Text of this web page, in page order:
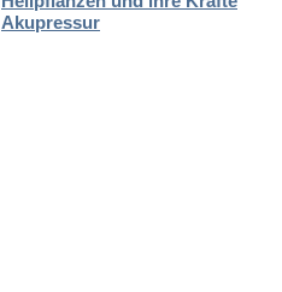
Akupressur